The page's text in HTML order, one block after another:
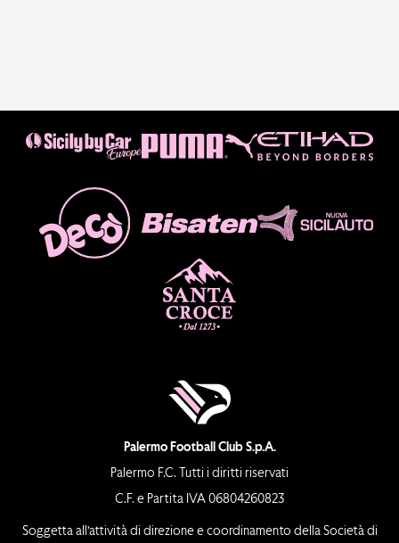
Palermo Football Club S.p.A.
Palermo F.C. Tutti i diritti riservati
C.F. e Partita IVA 06804260823
Soggetta all’attività di direzione e coordinamento della Società di